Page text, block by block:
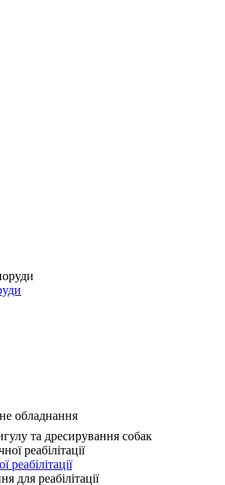
обладнання
та дресирування собак